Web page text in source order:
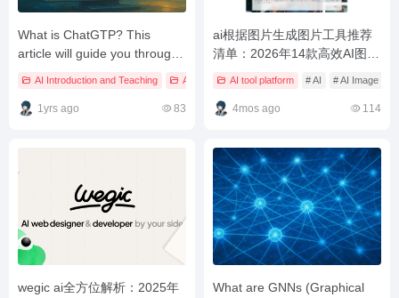
What is ChatGTP? This
article will guide you through
AI Introduction and Teaching AI tool platform # AI # AI Tool Tutorial # AI
1yrs ago 83
ai根据图片生成图片工具推荐
清单：2026年14款高效AI图像
AI tool platform # AI # AI Image
4mos ago 114
wegic ai全方位解析：2025年
What are GNNs (Graphical